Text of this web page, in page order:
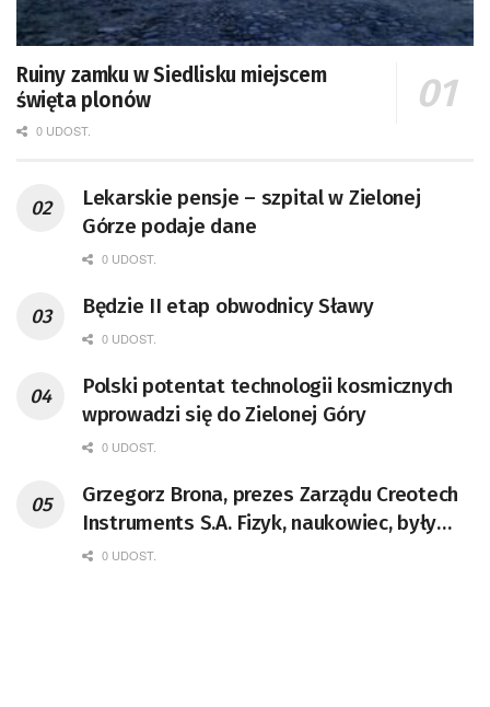
Ruiny zamku w Siedlisku miejscem
święta plonów
0 UDOST.
Lekarskie pensje – szpital w Zielonej
Górze podaje dane
0 UDOST.
Będzie II etap obwodnicy Sławy
0 UDOST.
Polski potentat technologii kosmicznych
wprowadzi się do Zielonej Góry
0 UDOST.
Grzegorz Brona, prezes Zarządu Creotech
Instruments S.A. Fizyk, naukowiec, były
pracownik CERN w Genewie,
0 UDOST.